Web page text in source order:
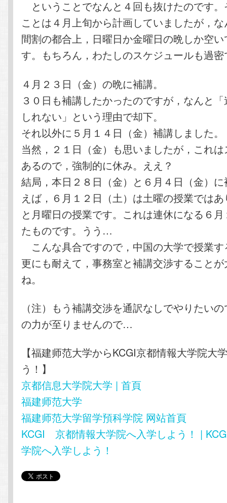
ということでなんと４回も抜けたのです
ことは４月上旬から計画していましたが，
間割の都合上，日曜日か金曜日の晩しか空
す。もちろん，わたしのスケジュールも過
４月２３日（金）の晩に補講。
３０日も補講したかったのですが，なんと
しれない」という理由で却下。
それ以外に５月１４日（金）補講しました。
当然，２１日（金）も思いましたが，これ
あるので，強制的に休み。ええ？
結局，本日２８日（金）と６月４日（金）
えば，６月１２日（土）は土曜の授業では
と月曜日の授業です。これは連休になる６
たものです。うう…
こんな具合ですので，中国の大学で授業
更にも耐えて，事務室と補講交渉すること
ね。
（注）もう補講交渉を通訳なしでやりたい
の力が至りませんので…
【福建师范大学からKCGI京都情報大学院大
う！】
京都信息大学院大学 | 首頁
福建师范大学
福建师范大学留学預科学院 网站首頁
KCGI 京都情報大学院へ入学しよう！ |
学院へ入学しよう！